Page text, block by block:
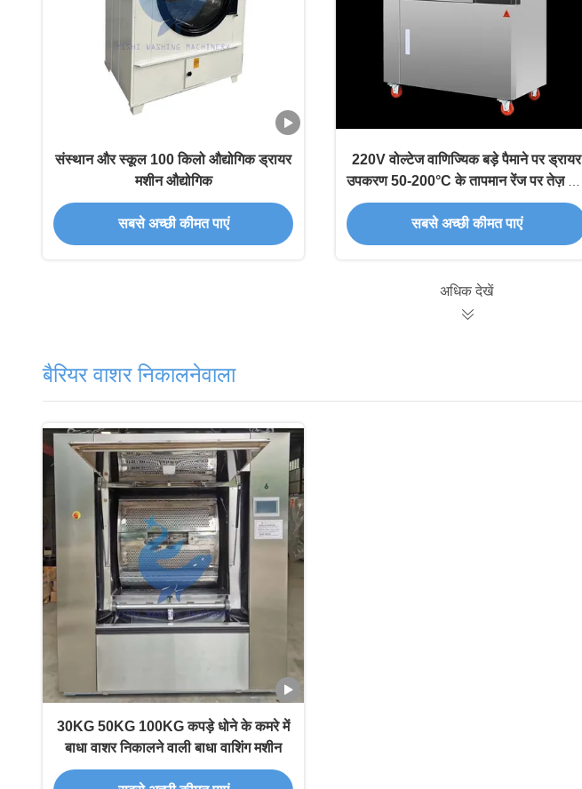
संस्थान और स्कूल 100 किलो औद्योगिक ड्रायर
मशीन औद्योगिक
सबसे अच्छी कीमत पाएं
220V वोल्टेज वाणिज्यिक बड़े पैमाने पर ड्रायर
उपकरण 50-200°C के तापमान रेंज पर तेज़ और
सटीक सुखाने के लिए
सबसे अच्छी कीमत पाएं
अधिक देखें
बैरियर वाशर निकालनेवाला
30KG 50KG 100KG कपड़े धोने के कमरे में
बाधा वाशर निकालने वाली बाधा वाशिंग मशीन